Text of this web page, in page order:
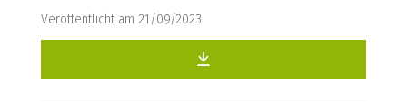
Veröffentlicht am 21/09/2023